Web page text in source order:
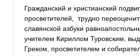
Гражданский и христианский
просветителей, трудно
славянской азбуки
учителем Кириллом Туровским,
Греком, просветителем и